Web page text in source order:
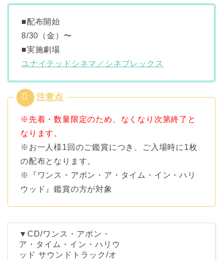
■配布開始
8/30（金）〜
■実施劇場
ユナイテッドシネマ／シネプレックス
※先着・数量限定のため、なくなり次第終了と
なります。
※お一人様1回のご鑑賞につき、ご入場時に1枚
の配布となります。
※『ワンス・アポン・ア・タイム・イン・ハリ
ウッド』鑑賞の方が対象
▼CD/ワンス・アポン・
ア・タイム・イン・ハリウ
ッド サウンドトラック/オ